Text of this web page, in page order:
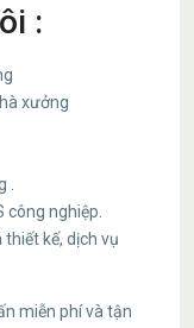
:
xưởng
công nghiệp.
thiết kế, dịch vụ
miễn phí và tận